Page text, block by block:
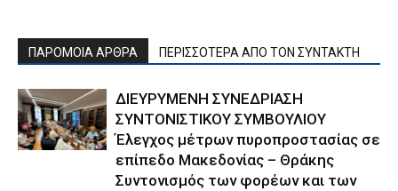
ΠΑΡΟΜΟΙΑ ΑΡΘΡΑ ΠΕΡΙΣΣΟΤΕΡΑ ΑΠΟ ΤΟΝ ΣΥΝΤΑΚΤΗ
ΔΙΕΥΡΥΜΕΝΗ ΣΥΝΕΔΡΙΑΣΗ
ΣΥΝΤΟΝΙΣΤΙΚΟΥ ΣΥΜΒΟΥΛΙΟΥ
Έλεγχος μέτρων πυροπροστασίας σε
επίπεδο Μακεδονίας – Θράκης
Συντονισμός των φορέων και των